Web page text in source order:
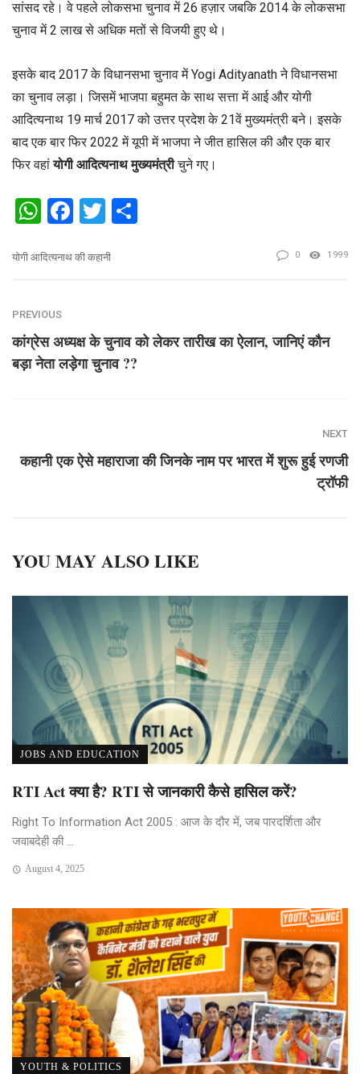
सांसद रहे। वे पहले लोकसभा चुनाव में 26 हज़ार जबकि 2014 के लोकसभा
चुनाव में 2 लाख से अधिक मतों से विजयी हुए थे।
इसके बाद 2017 के विधानसभा चुनाव में Yogi Adityanath ने विधानसभा
का चुनाव लड़ा। जिसमें भाजपा बहुमत के साथ सत्ता में आई और योगी
आदित्यनाथ 19 मार्च 2017 को उत्तर प्रदेश के 21वें मुख्यमंत्री बने। इसके
बाद एक बार फिर 2022 में यूपी में भाजपा ने जीत हासिल की और एक बार
फिर वहांयोगी आदित्यनाथ मुख्यमंत्रीचुने गए।
WhatsApp
Facebook
Twitter
योगी आदित्यनाथ की कहानी 0 1999
PREVIOUS
कांग्रेस अध्यक्ष के चुनाव को लेकर तारीख का ऐलान, जानिएं कौन
बड़ा नेता लड़ेगा चुनाव ??
NEXT
कहानी एक ऐसे महाराजा की जिनके नाम पर भारत में शुरू हुई रणजी
ट्रॉफी
YOU MAY ALSO LIKE
JOBS AND EDUCATION
RTI Act क्या है? RTI से जानकारी कैसे हासिल करें?
Right To Information Act 2005 : आज के दौर में, जब पारदर्शिता और
जवाबदेही की ...
August 4, 2025
YOUTH & POLITICS